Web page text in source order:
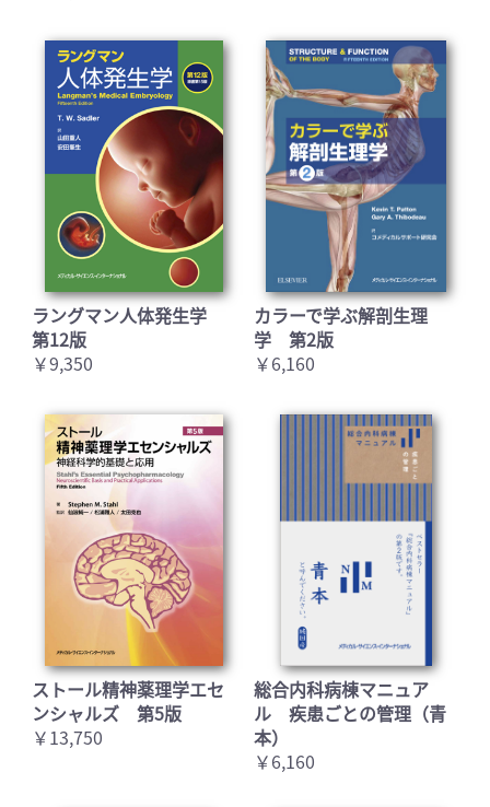
お買い物を続ける カートへ進む
ラングマン人体発生学
第12版
￥9,350
カラーで学ぶ解剖生理
学 第2版
￥6,160
ストール精神薬理学エセ
ンシャルズ 第5版
￥13,750
総合内科病棟マニュア
ル 疾患ごとの管理（青
本）
￥6,160